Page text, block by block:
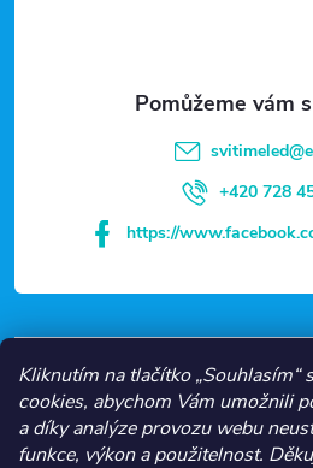
Kliknutím na tlačítko „Souhlasím“
cookies, abychom Vám umožnili
a díky analýze provozu webu
funkce, výkon a použitelnost.
VŠE O NÁKUPU
NEJČASTĚJŠÍ KATEGORIE
svitimeled@
+420 728
https://